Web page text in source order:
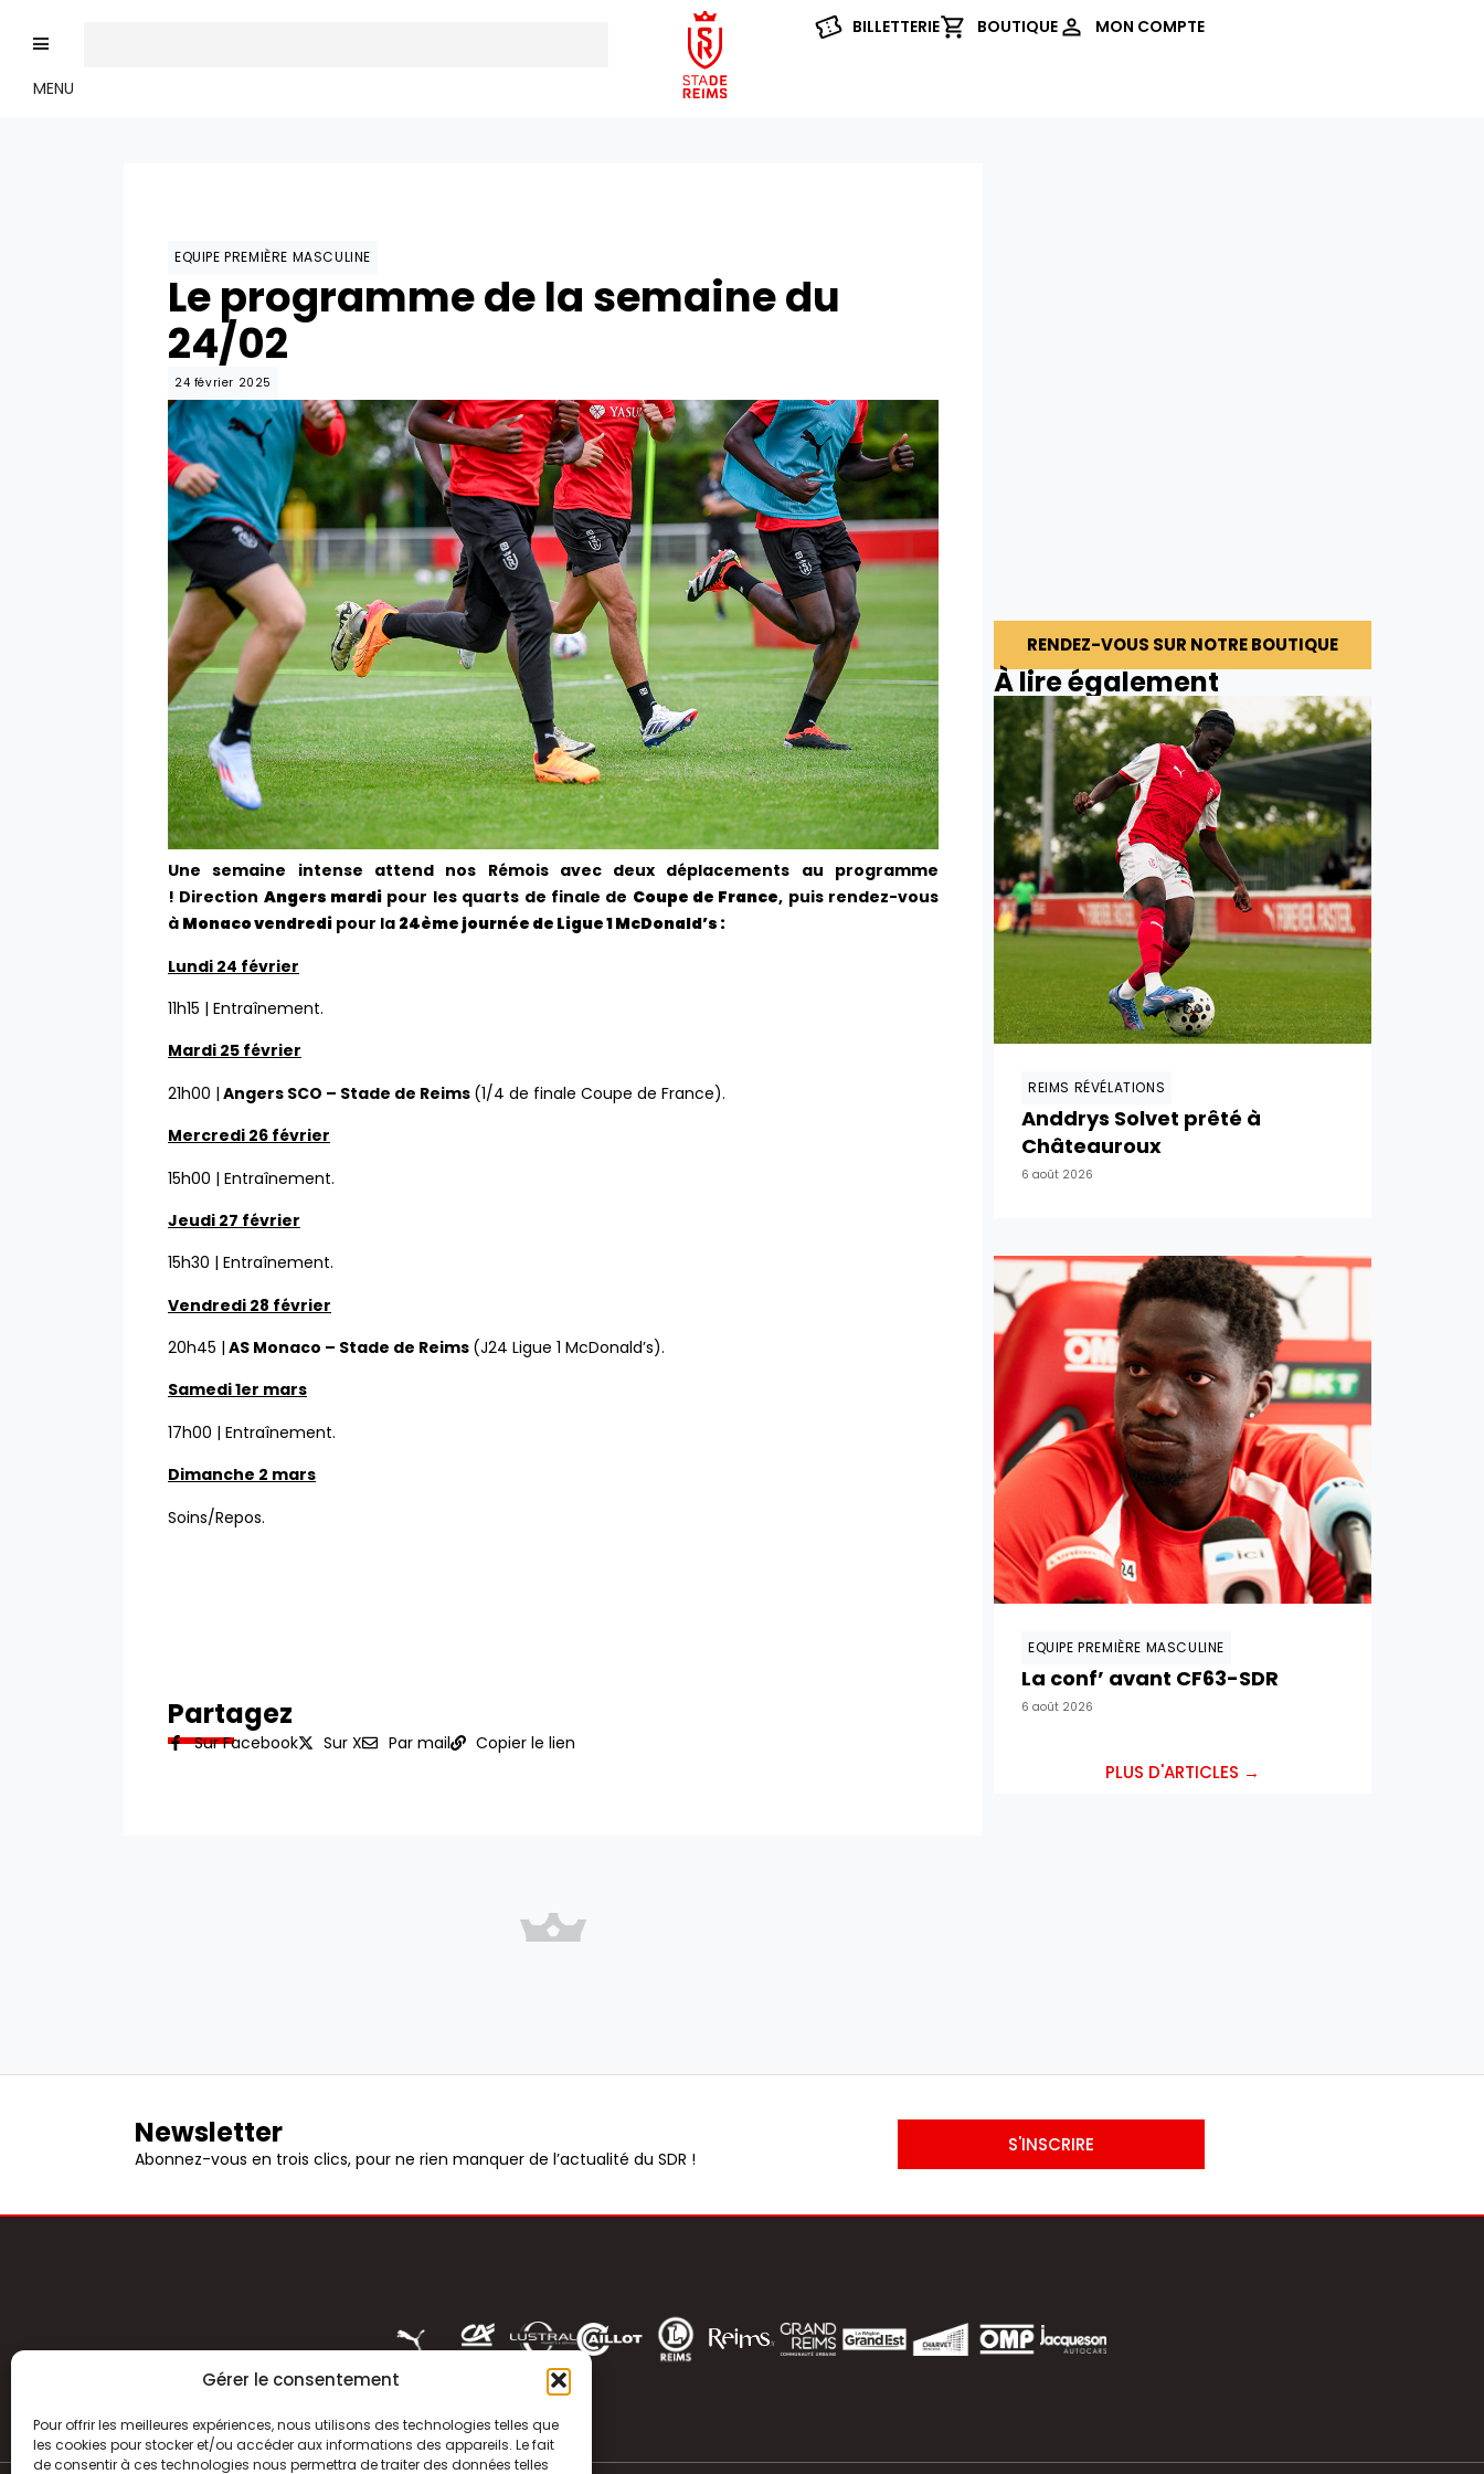
Gérer le consentement
Pour offrir les meilleures expériences, nous utilisons des technologies telles que
les cookies pour stocker et/ou accéder aux informations des appareils. Le fait
de consentir à ces technologies nous permettra de traiter des données telles
MENU
BILLETTERIE BOUTIQUE MON COMPTE
EQUIPE PREMIÈRE MASCULINE
Le programme de la semaine du
24/02
24 février 2025
Une semaine intense attend nos Rémois avec deux déplacements au programme
! Direction Angers mardi pour les quarts de finale de Coupe de France, puis rendez-vous
à Monaco vendredi pour la 24ème journée de Ligue 1 McDonald’s :
Lundi 24 février
11h15 | Entraînement.
Mardi 25 février
21h00 | Angers SCO – Stade de Reims (1/4 de finale Coupe de France).
Mercredi 26 février
15h00 | Entraînement.
Jeudi 27 février
15h30 | Entraînement.
Vendredi 28 février
20h45 | AS Monaco – Stade de Reims (J24 Ligue 1 McDonald’s).
Samedi 1er mars
17h00 | Entraînement.
Dimanche 2 mars
Soins/Repos.
Partagez
Sur Facebook Sur X Par mail Copier le lien
RENDEZ-VOUS SUR NOTRE BOUTIQUE
À lire également
REIMS RÉVÉLATIONS
Anddrys Solvet prêté à
Châteauroux
6 août 2026
EQUIPE PREMIÈRE MASCULINE
La conf’ avant CF63-SDR
6 août 2026
PLUS D'ARTICLES →
Newsletter
Abonnez-vous en trois clics, pour ne rien manquer de l’actualité du SDR !
S'INSCRIRE